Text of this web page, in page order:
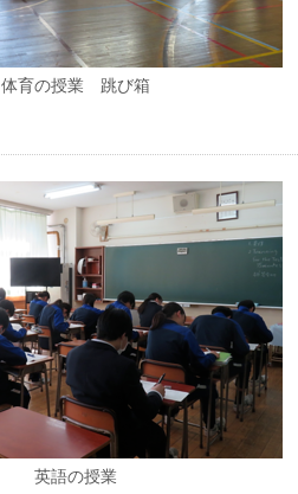
体育の授業 跳び箱
英語の授業